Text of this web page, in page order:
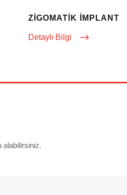
ZIGOMATIK İMPLANT
Detaylı Bilgi
alabilirsiniz.